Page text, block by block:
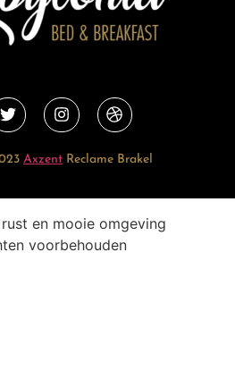
Axzent Reclame Brakel
en mooie omgeving
voorbehouden